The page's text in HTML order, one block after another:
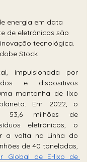
energia em data
de eletrônicos são
tecnológica.
Stock
impulsionada por
e dispositivos
montanha de lixo
Em 2022, o
53,6 milhões de
eletrônicos, o
a volta na Linha do
de 40 toneladas,
Global de E-lixo de